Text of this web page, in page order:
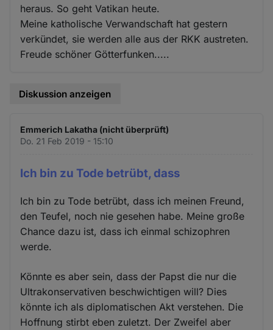
heraus. So geht Vatikan heute.
Meine katholische Verwandschaft hat gestern
verkündet, sie werden alle aus der RKK austreten.
Freude schöner Götterfunken.....
Diskussion anzeigen
Emmerich Lakatha (nicht überprüft)
Do. 21 Feb 2019 - 15:10
Ich bin zu Tode betrübt, dass
Ich bin zu Tode betrübt, dass ich meinen Freund,
den Teufel, noch nie gesehen habe. Meine große
Chance dazu ist, dass ich einmal schizophren
werde.
Könnte es aber sein, dass der Papst die nur die
Ultrakonservativen beschwichtigen will? Dies
könnte ich als diplomatischen Akt verstehen. Die
Hoffnung stirbt eben zuletzt. Der Zweifel aber